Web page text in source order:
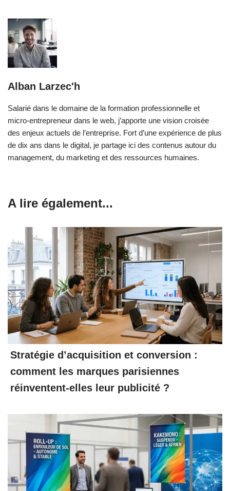
Alban Larzec'h
Salarié dans le domaine de la formation professionnelle et
micro-entrepreneur dans le web, j’apporte une vision croisée
des enjeux actuels de l’entreprise. Fort d’une expérience de plus
de dix ans dans le digital, je partage ici des contenus autour du
management, du marketing et des ressources humaines.
A lire également...
Stratégie d’acquisition et conversion :
comment les marques parisiennes
réinventent-elles leur publicité ?